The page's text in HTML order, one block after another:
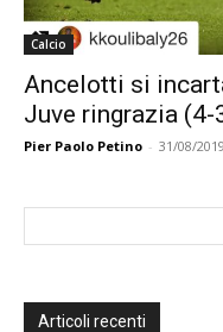
Calcio
Ancelotti si
Juve ringrazia (4-
Pier Paolo Petino - 31/08/2019
Articoli recenti